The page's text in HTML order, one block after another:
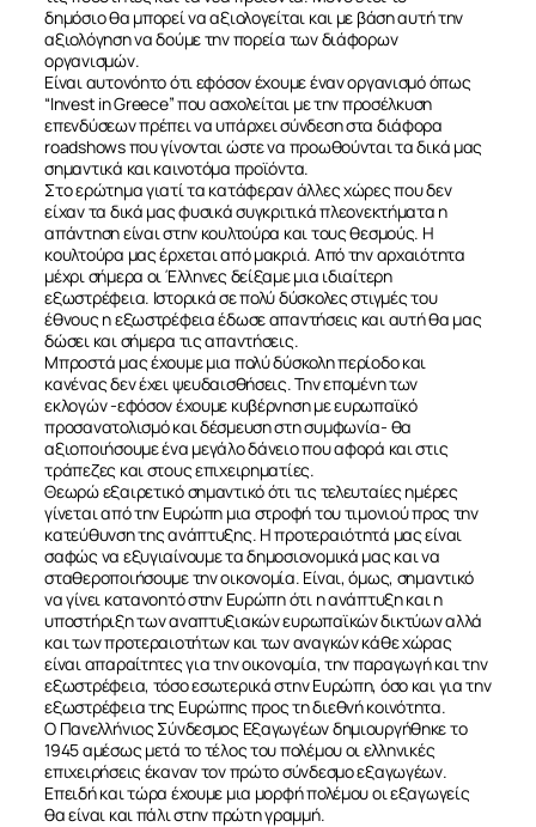
δημόσιο θα μπορεί να αξιολογείται και με βάση αυτή την
αξιολόγηση να δούμε την πορεία των διάφορων
οργανισμών.
Είναι αυτονόητο ότι εφόσον έχουμε έναν οργανισμό όπως
“Invest in Greece” που ασχολείται με την προσέλκυση
επενδύσεων πρέπει να υπάρχει σύνδεση στα διάφορα
roadshows που γίνονται ώστε να προωθούνται τα δικά μας
σημαντικά και καινοτόμα προϊόντα.
Στο ερώτημα γιατί τα κατάφεραν άλλες χώρες που δεν
είχαν τα δικά μας φυσικά συγκριτικά πλεονεκτήματα η
απάντηση είναι στην κουλτούρα και τους θεσμούς. Η
κουλτούρα μας έρχεται από μακριά. Από την αρχαιότητα
μέχρι σήμερα οι Έλληνες δείξαμε μια ιδιαίτερη
εξωστρέφεια. Ιστορικά σε πολύ δύσκολες στιγμές του
έθνους η εξωστρέφεια έδωσε απαντήσεις και αυτή θα μας
δώσει και σήμερα τις απαντήσεις.
Μπροστά μας έχουμε μια πολύ δύσκολη περίοδο και
κανένας δεν έχει ψευδαισθήσεις. Την επομένη των
εκλογών -εφόσον έχουμε κυβέρνηση με ευρωπαϊκό
προσανατολισμό και δέσμευση στη συμφωνία- θα
αξιοποιήσουμε ένα μεγάλο δάνειο που αφορά και στις
τράπεζες και στους επιχειρηματίες.
Θεωρώ εξαιρετικό σημαντικό ότι τις τελευταίες ημέρες
γίνεται από την Ευρώπη μια στροφή του τιμονιού προς την
κατεύθυνση της ανάπτυξης. Η προτεραιότητά μας είναι
σαφώς να εξυγιαίνουμε τα δημοσιονομικά μας και να
σταθεροποιήσουμε την οικονομία. Είναι, όμως, σημαντικό
να γίνει κατανοητό στην Ευρώπη ότι η ανάπτυξη και η
υποστήριξη των αναπτυξιακών ευρωπαϊκών δικτύων αλλά
και των προτεραιοτήτων και των αναγκών κάθε χώρας
είναι απαραίτητες για την οικονομία, την παραγωγή και την
εξωστρέφεια, τόσο εσωτερικά στην Ευρώπη, όσο και για την
εξωστρέφεια της Ευρώπης προς τη διεθνή κοινότητα.
Ο Πανελλήνιος Σύνδεσμος Εξαγωγέων δημιουργήθηκε το
1945 αμέσως μετά το τέλος του πολέμου οι ελληνικές
επιχειρήσεις έκαναν τον πρώτο σύνδεσμο εξαγωγέων.
Επειδή και τώρα έχουμε μια μορφή πολέμου οι εξαγωγείς
θα είναι και πάλι στην πρώτη γραμμή.